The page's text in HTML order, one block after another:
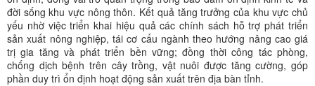
đời sống khu vực nông thôn. Kết quả tăng trưởng của khu vực chủ
yếu nhờ việc triển khai hiệu quả các chính sách hỗ trợ phát triển
sản xuất nông nghiệp, tái cơ cấu ngành theo hướng nâng cao giá
trị gia tăng và phát triển bền vững; đồng thời công tác phòng,
chống dịch bệnh trên cây trồng, vật nuôi được tăng cường, góp
phần duy trì ổn định hoạt động sản xuất trên địa bàn tỉnh.